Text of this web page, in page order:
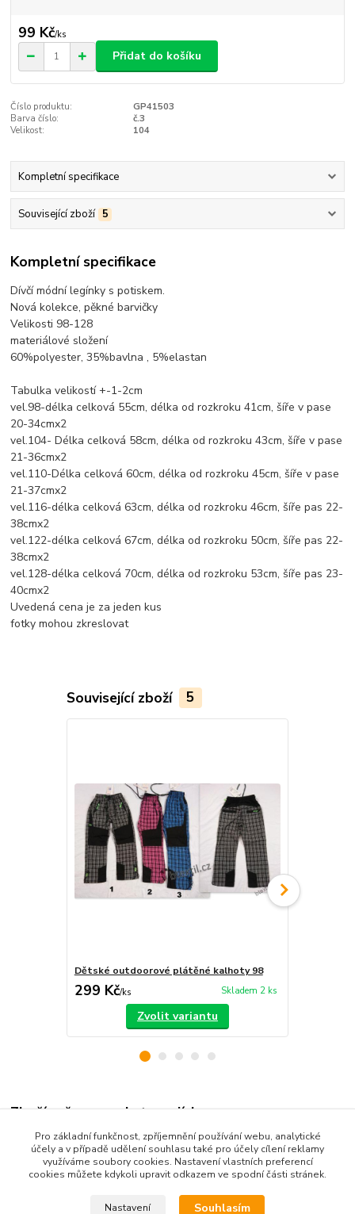
99 Kč/ks
Přidat do košíku
Číslo produktu:
GP41503
Barva číslo:
č.3
Velikost:
104
Kompletní specifikace
Související zboží 5
Kompletní specifikace
Dívčí módní legínky s potiskem.
Nová kolekce, pěkné barvičky
Velikosti 98-128
materiálové složení
60%polyester, 35%bavlna , 5%elastan
Tabulka velikostí +-1-2cm
vel.98-délka celková 55cm, délka od rozkroku 41cm, šíře v pase
20-34cmx2
vel.104- Délka celková 58cm, délka od rozkroku 43cm, šíře v pase
21-36cmx2
vel.110-Délka celková 60cm, délka od rozkroku 45cm, šíře v pase
21-37cmx2
vel.116-délka celková 63cm, délka od rozkroku 46cm, šíře pas 22-
38cmx2
vel.122-délka celková 67cm, délka od rozkroku 50cm, šíře pas 22-
38cmx2
vel.128-délka celková 70cm, délka od rozkroku 53cm, šíře pas 23-
40cmx2
Uvedená cena je za jeden kus
fotky mohou zkreslovat
Související zboží 5
Dětské outdoorové plátěné kalhoty 98
299 Kč/ks Skladem 2 ks
Zvolit variantu
Zboží zařazeno v kategoriích
Dětské oblečení
Dětské kalhoty
Pro základní funkčnost, zpříjemnění používání webu, analytické
účely a v případě udělení souhlasu také pro účely cílení reklamy
využíváme soubory cookies. Nastavení vlastních preferencí
cookies můžete kdykoli upravit odkazem ve spodní části stránek.
Nastavení Souhlasím